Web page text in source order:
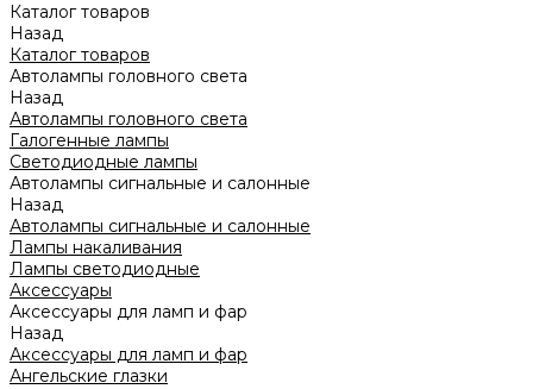
Каталог товаров
Назад
Каталог товаров
Автолампы головного света
Назад
Автолампы головного света
Галогенные лампы
Светодиодные лампы
Автолампы сигнальные и салонные
Назад
Автолампы сигнальные и салонные
Лампы накаливания
Лампы светодиодные
Аксессуары
Аксессуары для ламп и фар
Назад
Аксессуары для ламп и фар
Ангельские глазки